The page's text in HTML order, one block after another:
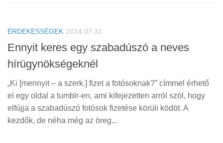
ÉRDEKESSÉGEK 2014.07.31
Ennyit keres egy szabadúszó a neves
hírügynökségeknél
„Ki [mennyit – a szerk.] fizet a fotósoknak?” címmel érhető
el egy oldal a tumblr-en, ami kifejezetten arról szól, hogy
elfújja a szabadúszó fotósok fizetése körüli ködöt. A
kezdők, de néha még az öreg...